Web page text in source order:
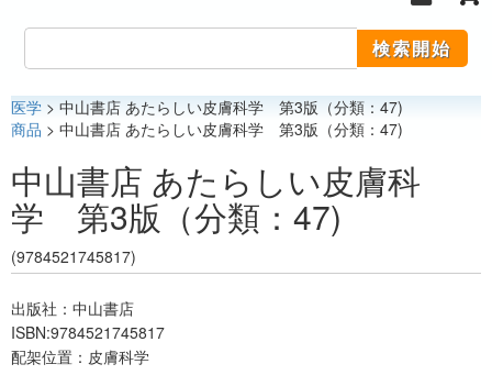
医学
医薬関連
レジデント
医学 > 中山書店 あたらしい皮膚科学 第3版（分類：47)
商品 > 中山書店 あたらしい皮膚科学 第3版（分類：47)
中山書店 あたらしい皮膚科
学 第3版（分類：47)
(9784521745817)
出版社：中山書店
ISBN:9784521745817
配架位置：皮膚科学